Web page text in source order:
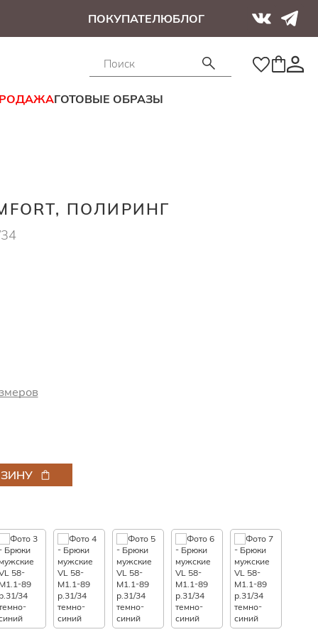
ПОКУПАТЕЛЮБЛОГ
ГОТОВЫЕ ОБРАЗЫ
ПОЛИРИНГ